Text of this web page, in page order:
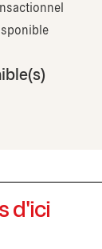
d'ici